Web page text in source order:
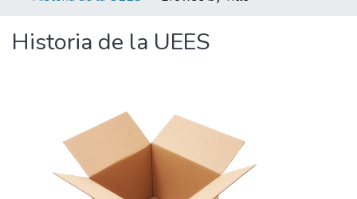
Historia de la UEES